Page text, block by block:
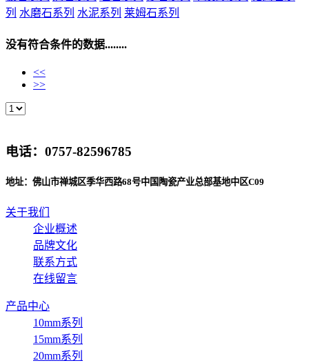
列 水磨石系列 水泥系列 莱姆石系列
没有符合条件的数据........
<<
>>
电话：0757-82596785
地址：佛山市禅城区季华西路68号中国陶瓷产业总部基地中区C09
关于我们
企业概述
品牌文化
联系方式
在线留言
产品中心
10mm系列
15mm系列
20mm系列